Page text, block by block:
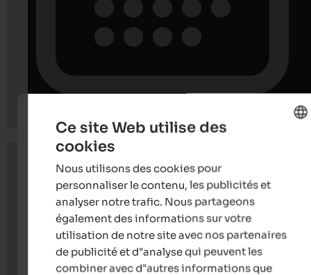
Ce site Web utilise des
cookies
Nous utilisons des cookies pour
personnaliser le contenu, les publicités et
analyser notre trafic. Nous partageons
également des informations sur votre
utilisation de notre site avec nos partenaires
de publicité et d"analyse qui peuvent les
combiner avec d"autres informations que